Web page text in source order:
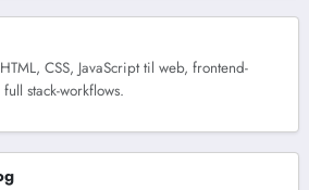
CSS, JavaScript til web, frontend-
stack-workflows.